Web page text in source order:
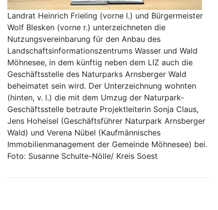
Landrat Heinrich Frieling (vorne l.) und Bürgermeister
Wolf Blesken (vorne r.) unterzeichneten die
Nutzungsvereinbarung für den Anbau des
Landschaftsinformationszentrums Wasser und Wald
Möhnesee, in dem künftig neben dem LIZ auch die
Geschäftsstelle des Naturparks Arnsberger Wald
beheimatet sein wird. Der Unterzeichnung wohnten
(hinten, v. l.) die mit dem Umzug der Naturpark-
Geschäftsstelle betraute Projektleiterin Sonja Claus,
Jens Hoheisel (Geschäftsführer Naturpark Arnsberger
Wald) und Verena Nübel (Kaufmännisches
Immobilienmanagement der Gemeinde Möhnesee) bei.
Foto: Susanne Schulte-Nölle/ Kreis Soest